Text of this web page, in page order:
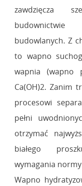
zawdzięcza
budowlanych. Z
to wapno
wapnia (wapno
Ca(OH)2. Zanim
procesowi
pełni
otrzymać
białego
wymagania normy
Wapno